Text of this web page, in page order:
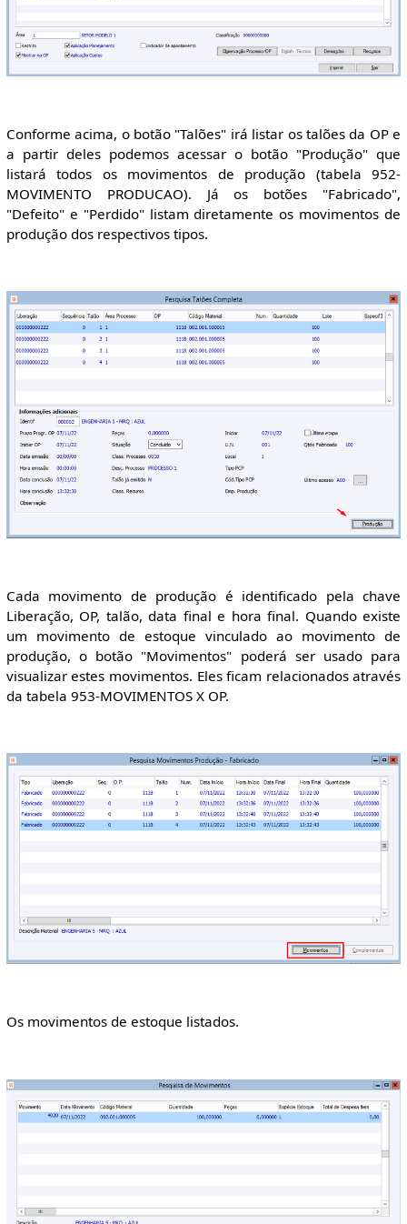
Conforme acima, o botão "Talões" irá listar os talões da OP e
a partir deles podemos acessar o botão "Produção" que
listará todos os movimentos de produção (tabela 952-
MOVIMENTO PRODUCAO). Já os botões "Fabricado",
"Defeito" e "Perdido" listam diretamente os movimentos de
produção dos respectivos tipos.
Cada movimento de produção é identificado pela chave
Liberação, OP, talão, data final e hora final. Quando existe
um movimento de estoque vinculado ao movimento de
produção, o botão "Movimentos" poderá ser usado para
visualizar estes movimentos. Eles ficam relacionados através
da tabela 953-MOVIMENTOS X OP.
Os movimentos de estoque listados.